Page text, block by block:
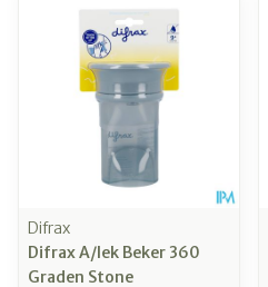
Difrax
Difrax A/lek Beker 360
Graden Stone